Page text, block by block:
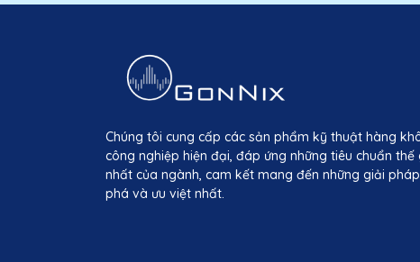
Chúng tôi cung cấp các sản phẩm kỹ thuật hàng
công nghiệp hiện đại, đáp ứng những tiêu chuẩn
nhất của ngành, cam kết mang đến những giải
phá và ưu việt nhất.